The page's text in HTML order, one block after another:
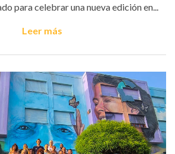
para celebrar una nueva edición en...
Leer más